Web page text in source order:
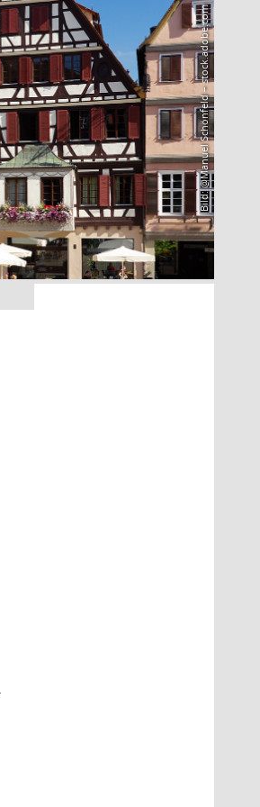
Bild: @Manuel Schönfeld – stock.adobe.com